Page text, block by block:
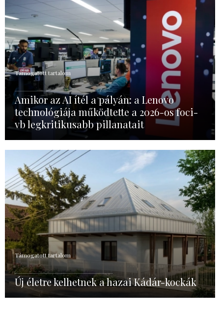
Támogatott tartalom
Amikor az AI ítél a pályán: a Lenovo
technológiája működtette a 2026-os foci-
vb legkritikusabb pillanatait
Támogatott tartalom
Új életre kelhetnek a hazai Kádár-kockák